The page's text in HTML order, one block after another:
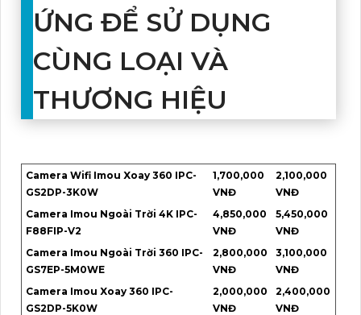
ỨNG ĐỂ SỬ DỤNG
CÙNG LOẠI VÀ
THƯƠNG HIỆU
Camera Wifi Imou Xoay 360 IPC-
GS2DP-3K0W
1,700,000
VNĐ
2,100,000
VNĐ
Camera Imou Ngoài Trời 4K IPC-
F88FIP-V2
4,850,000
VNĐ
5,450,000
VNĐ
Camera Imou Ngoài Trời 360 IPC-
GS7EP-5M0WE
2,800,000
VNĐ
3,100,000
VNĐ
Camera Imou Xoay 360 IPC-
GS2DP-5K0W
2,000,000
VNĐ
2,400,000
VNĐ